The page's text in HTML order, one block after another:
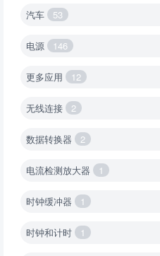
汽车 53
电源 146
更多应用 12
无线连接 2
数据转换器 2
电流检测放大器 1
时钟缓冲器 1
时钟和计时 1